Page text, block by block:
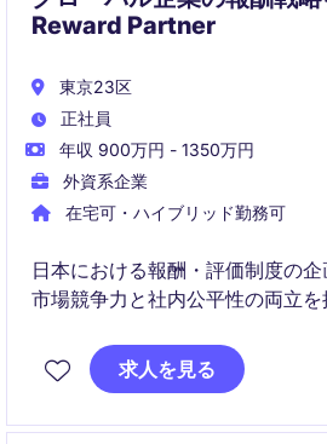
Reward Partner
東京23区
正社員
年収 900万円 - 1350万円
外資系企業
在宅可・ハイブリッド勤務可
日本における報酬・評価制度の企
市場競争力と社内公平性の両立
略的なReward & Performance施
ます。
求人を見る